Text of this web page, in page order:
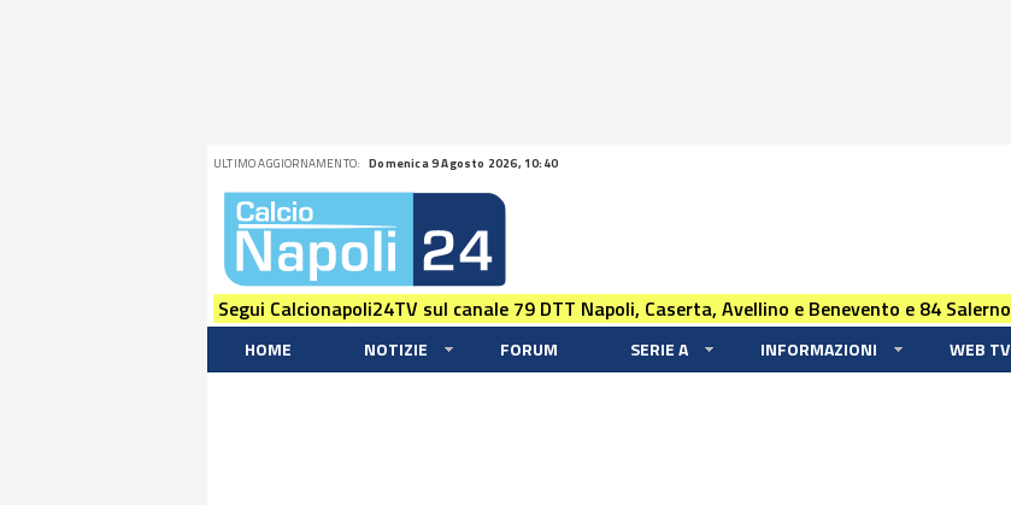
ULTIMO AGGIORNAMENTO: Domenica 9 Agosto 2026, 10:40
Segui Calcionapoli24TV sul canale 79 DTT Napoli, Caserta, Avellino e Benevento e 84 Salerno
HOME NOTIZIE FORUM SERIE A INFORMAZIONI WEB TV